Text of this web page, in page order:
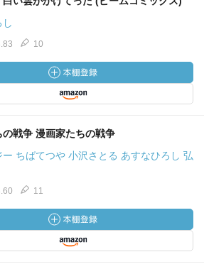
10
の戦争 漫画家たちの戦争
ー ちばてつや 小沢さとる あすなひろし 弘
11